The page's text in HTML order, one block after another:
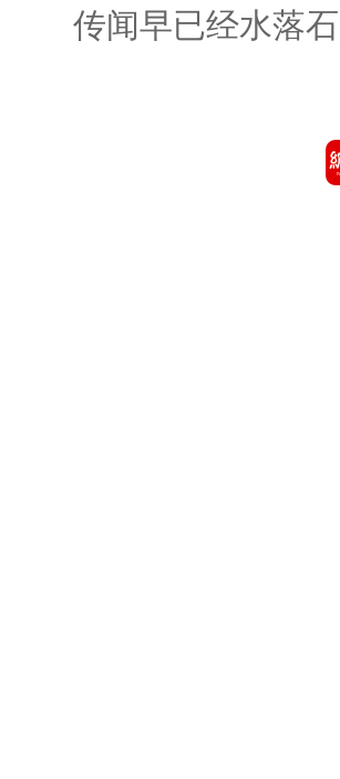
传闻早已经水落